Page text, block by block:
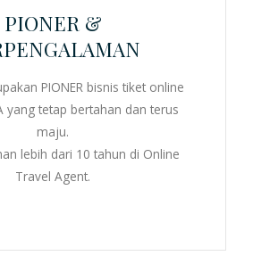
PIONER &
PIONER bisnis tiket online
yang tetap bertahan dan terus
maju.
lebih dari 10 tahun di Online
Travel Agent.